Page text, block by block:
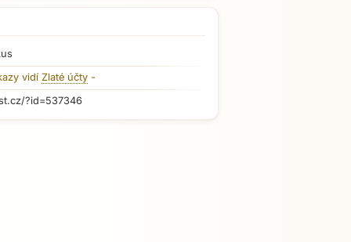
vidí Zlaté účty -
?id=537346